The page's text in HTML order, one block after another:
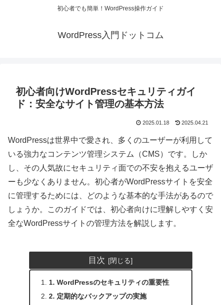
初心者でも簡単！WordPress操作ガイド
WordPress入門ドットコム
初心者向けWordPressセキュリティガイ
ド：安全なサイト管理の基本方法
2025.01.18 2025.04.21
WordPressは世界中で愛され、多くのユーザーが利用して
いる強力なコンテンツ管理システム（CMS）です。しか
し、その人気故にセキュリティ面での不安を抱えるユーザ
ーも少なくありません。初心者がWordPressサイトを安全
に管理するためには、どのような基本的な手法があるので
しょうか。このガイドでは、初心者向けに理解しやすく安
全なWordPressサイトの管理方法を解説します。
目次
1. WordPressのセキュリティの重要性
2. 定期的なバックアップの実施